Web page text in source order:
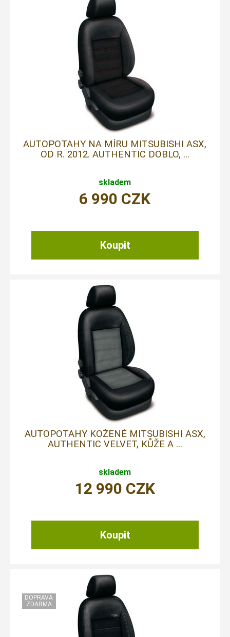
AUTOPOTAHY NA MÍRU MITSUBISHI ASX,
OD R. 2012. AUTHENTIC DOBLO, ...
skladem
6 990 CZK
AUTOPOTAHY KOŽENÉ MITSUBISHI ASX,
AUTHENTIC VELVET, KŮŽE A ...
skladem
12 990 CZK